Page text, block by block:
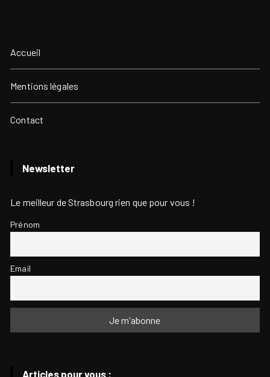
Accueil
Mentions légales
Contact
Newsletter
Le meilleur de Strasbourg rien que pour vous !
Prénom
Email
Articles pour vous :